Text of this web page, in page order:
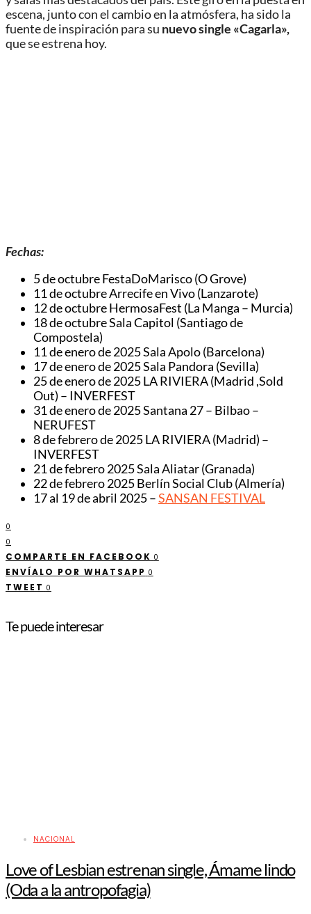
escena, junto con el cambio en la atmósfera, ha sido la
fuente de inspiración para su nuevo single «Cagarla»,
que se estrena hoy.
Fechas:
5 de octubre FestaDoMarisco (O Grove)
11 de octubre Arrecife en Vivo (Lanzarote)
12 de octubre HermosaFest (La Manga – Murcia)
18 de octubre Sala Capitol (Santiago de
Compostela)
11 de enero de 2025 Sala Apolo (Barcelona)
17 de enero de 2025 Sala Pandora (Sevilla)
25 de enero de 2025 LA RIVIERA (Madrid ,Sold
Out) – INVERFEST
31 de enero de 2025 Santana 27 – Bilbao –
NERUFEST
8 de febrero de 2025 LA RIVIERA (Madrid) –
INVERFEST
21 de febrero 2025 Sala Aliatar (Granada)
22 de febrero 2025 Berlín Social Club (Almería)
17 al 19 de abril 2025 –SANSAN FESTIVAL
0
0
COMPARTE EN FACEBOOK 0
ENVÍALO POR WHATSAPP 0
TWEET 0
Te puede interesar
NACIONAL
Love of Lesbian estrenan single, Ámame lindo
(Oda a la antropofagia)